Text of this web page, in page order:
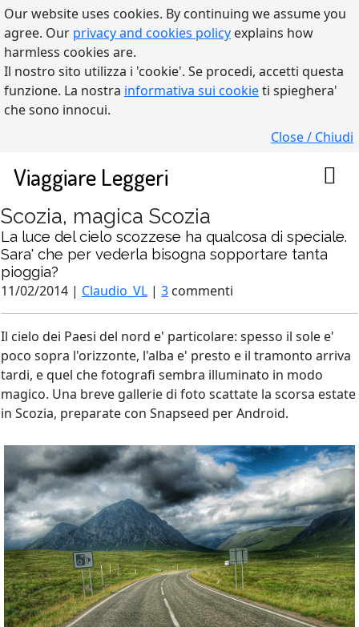
Our website uses cookies. By continuing we assume you
agree. Our privacy and cookies policy explains how
harmless cookies are.
Il nostro sito utilizza i 'cookie'. Se procedi, accetti questa
funzione. La nostra informativa sui cookieti spieghera'
che sono innocui.
Close / Chiudi
Viaggiare Leggeri
Scozia, magica Scozia
La luce del cielo scozzese ha qualcosa di speciale.
Sara' che per vederla bisogna sopportare tanta
pioggia?
11/02/2014 | Claudio_VL | 3 commenti
Il cielo dei Paesi del nord e' particolare: spesso il sole e'
poco sopra l'orizzonte, l'alba e' presto e il tramonto arriva
tardi, e quel che fotografi sembra illuminato in modo
magico. Una breve gallerie di foto scattate la scorsa estate
in Scozia, preparate con Snapseed per Android.